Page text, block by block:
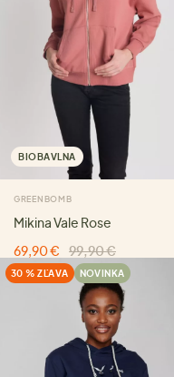
BIOBAVLNA
GREENBOMB
Mikina Vale Rose
69,90 €
99,90 €
30 % ZĽAVA NOVINKA